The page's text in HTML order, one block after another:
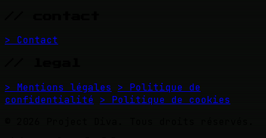
> Contact
> Mentions légales
> Politique de
confidentialité > Politique de cookies